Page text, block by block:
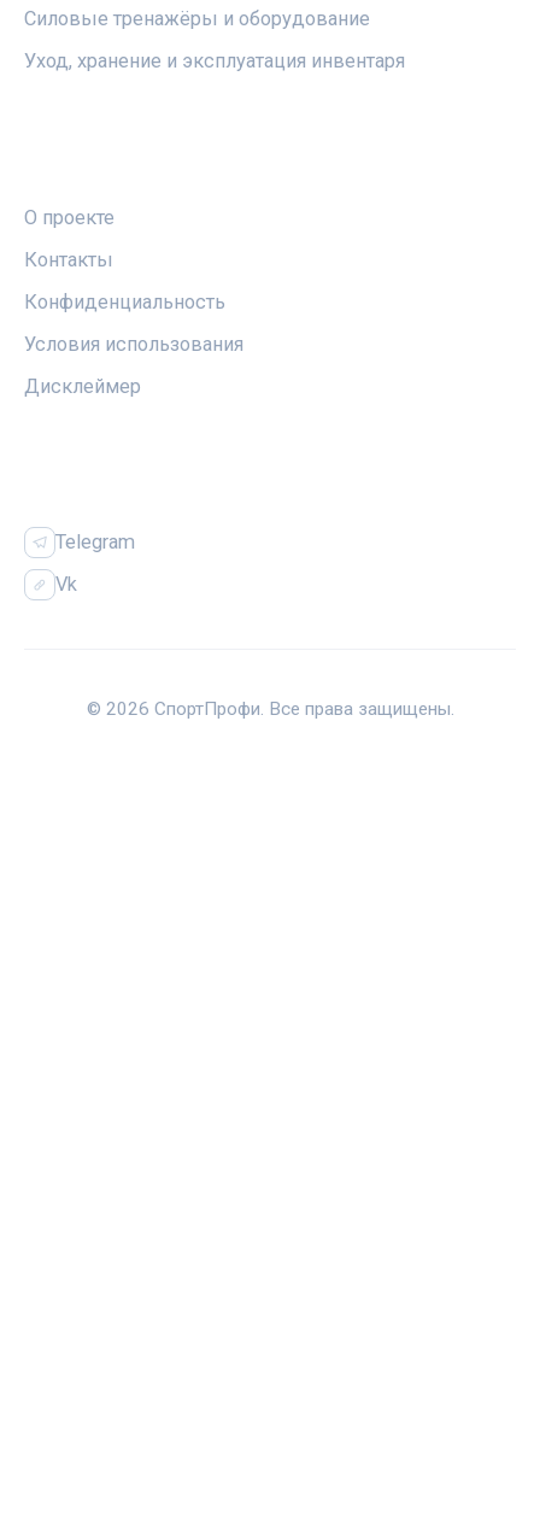
Силовые тренажёры и оборудование
Уход, хранение и эксплуатация инвентаря
О проекте
Контакты
Конфиденциальность
Условия использования
Дисклеймер
Telegram
Vk
© 2026 СпортПрофи. Все права защищены.